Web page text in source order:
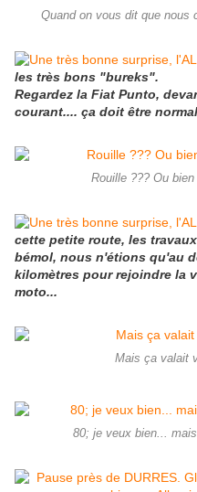
Quand on vous dit que nous
les très bons "bureks".
Regardez la Fiat Punto,
courant.... ça doit être
Rouille ??? Ou
cette petite route, les
bémol, nous n'étions qu'au
kilomètres pour rejoindre la
moto...
Mais ça valait
80; je veux bien...